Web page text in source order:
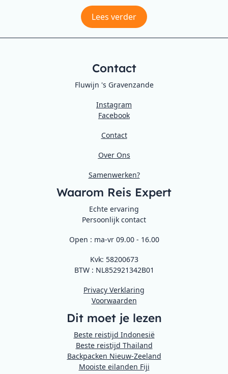
Lees verder
Contact
Fluwijn 's Gravenzande
Instagram
Facebook
Contact
Over Ons
Samenwerken?
Waarom Reis Expert
Echte ervaring
Persoonlijk contact
Open : ma-vr 09.00 - 16.00
Kvk: 58200673
BTW : NL852921342B01
Privacy Verklaring
Voorwaarden
Dit moet je lezen
Beste reistijd Indonesië
Beste reistijd Thailand
Backpacken Nieuw-Zeeland
Mooiste eilanden Fiji